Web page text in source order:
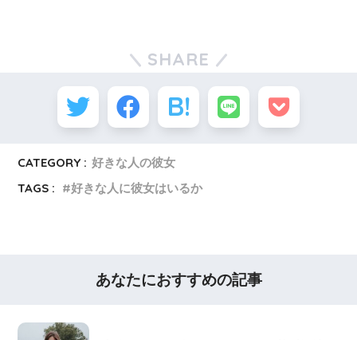
SHARE
CATEGORY : 好きな人の彼女
TAGS :
好きな人に彼女はいるか
あなたにおすすめの記事